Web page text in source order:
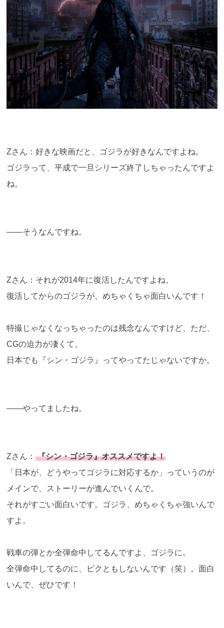
Zさん：好きな映画だと、ゴジラが好きなんですよね。
ゴジラって、平成で一旦シリーズ終了しちゃったんですよ
ね。
――そうなんですね。
Zさん：それが2014年に復活したんですよね。
復活してからのゴジラが、めちゃくちゃ面白いんです！
特撮じゃなくなっちゃったのは残念なんですけど、ただ、
CGの迫力が凄くて。
日本でも『シン・ゴジラ』ってやってたじゃないですか。
――やってましたね。
Zさん：『シン・ゴジラ』オススメですよ！
「日本が、どうやってゴジラに対応するか」っていうのが
メインで、ストーリーが進んでいくんで。
それがすごい面白いです。ゴジラ、めちゃくちゃ強いんで
すよ。
戦車の弾とか全弾命中してるんですよ、ゴジラに。
全弾命中してるのに、ビクともしないんです（笑）。面白
いんで、ぜひです！